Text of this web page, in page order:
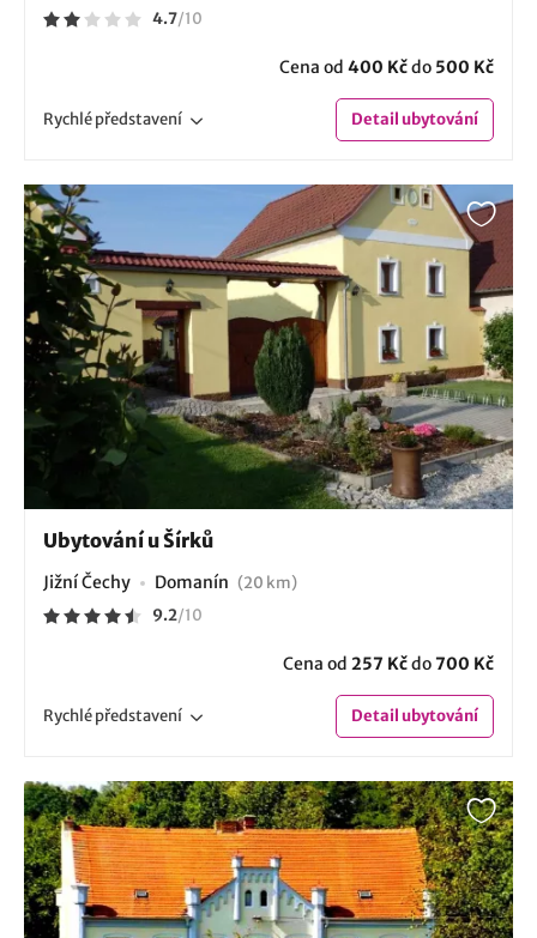
4.7/10
Cena od 400 Kčdo 500 Kč
Rychlépředstavení Detailubytování
Ubytování u Šírků
Jižní Čechy Domanín (20 km)
9.2/10
Cena od 257 Kčdo700 Kč
Rychlépředstavení Detailubytování